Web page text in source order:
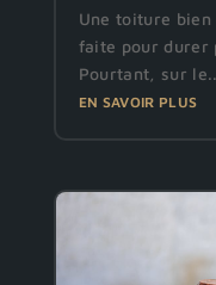
Une toiture bien
faite pour durer
Pourtant, sur
EN SAVOIR PLUS